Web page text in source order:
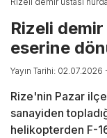
Rizeli
eserine
Yayın Tarihi: 02.07.2026
Rize'nin Pazar
sanayiden
helikopterden F-